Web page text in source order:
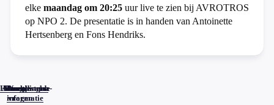
elke maandag om 20:25 uur live te zien bij AVROTROS
op NPO 2. De presentatie is in handen van Antoinette
Hertsenberg en Fons Hendriks.
Home
Actueel
Uitzendingen
Reacties
Programma-
informatie
Veelgestelde
vragen